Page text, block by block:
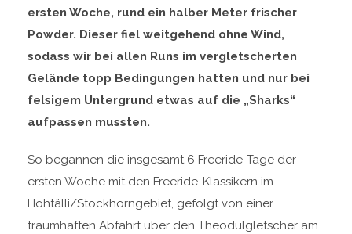
ersten Woche, rund ein halber Meter frischer
Powder. Dieser fiel weitgehend ohne Wind,
sodass wir bei allen Runs im vergletscherten
Gelände topp Bedingungen hatten und nur bei
felsigem Untergrund etwas auf die „Sharks“
aufpassen mussten.
So begannen die insgesamt 6 Freeride-Tage der
ersten Woche mit den Freeride-Klassikern im
Hohtälli/Stockhorngebiet, gefolgt von einer
traumhaften Abfahrt über den Theodulgletscher am